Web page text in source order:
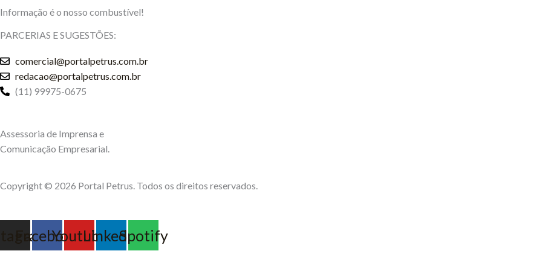
Informação é o nosso combustível!
PARCERIAS E SUGESTÕES:
comercial@portalpetrus.com.br
redacao@portalpetrus.com.br
(11) 99975-0675
Assessoria de Imprensa e
Comunicação Empresarial.
Copyright © 2026 Portal Petrus. Todos os direitos reservados.
FacebookYoutubeLinkedinSpotify